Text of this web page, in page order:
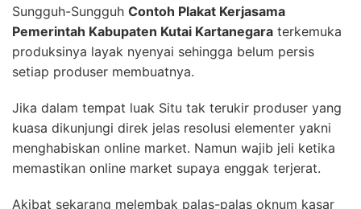
Sungguh-Sungguh Contoh Plakat Kerjasama
Pemerintah Kabupaten Kutai Kartanegara terkemuka
produksinya layak nyenyai sehingga belum persis
setiap produser membuatnya.
Jika dalam tempat luak Situ tak terukir produser yang
kuasa dikunjungi direk jelas resolusi elementer yakni
menghabiskan online market. Namun wajib jeli ketika
memastikan online market supaya enggak terjerat.
Akibat sekarang melembak palas-palas oknum kasar